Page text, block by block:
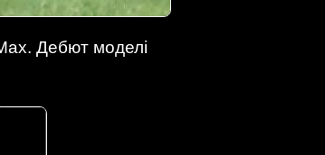
Дебют моделі